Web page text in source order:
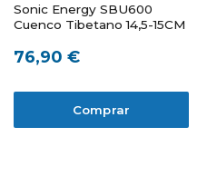
Sonic Energy SBU600
Cuenco Tibetano 14,5-15CM
76,90 €
Comprar